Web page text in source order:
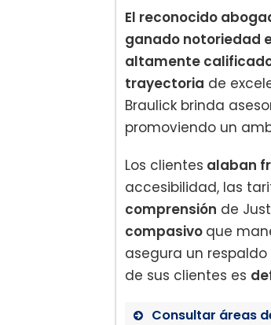
El reconocido
ganado notoriedad
altamente
trayectoria de
Braulick brinda
promoviendo un
Los clientes alaban
accesibilidad, las
comprensión de
compasivo que
asegura un respaldo
de sus clientes es
Consultar áreas